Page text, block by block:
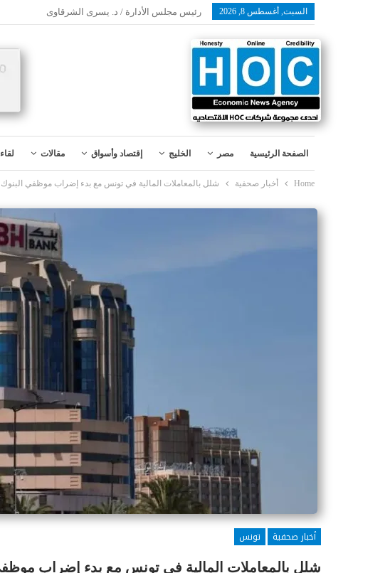
السبت, أغسطس 8, 2026 رئيس مجلس الأدارة / د. يسرى الشرقاوى
الصفحة الرئيسية مصر الخليج إقتصاد وأسواق مقالات
Home أخبار صحفية شلل بالمعاملات المالية في تونس مع بدء إضراب موظفي البنوك
أخبار صحفية
تونس
شلل بالمعاملات المالية في تونس مع بدء إضراب